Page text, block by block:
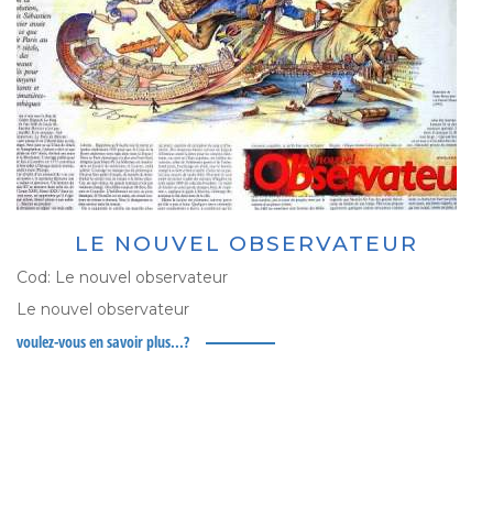
LE NOUVEL OBSERVATEUR
Cod: Le nouvel observateur
Le nouvel observateur
voulez-vous en savoir plus...?